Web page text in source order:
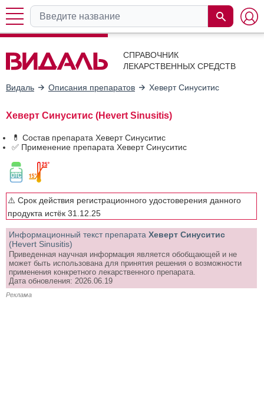
СПРАВОЧНИК
ЛЕКАРСТВЕННЫХ СРЕДСТВ
Видаль Описания препаратов Хеверт Синуситис
Хеверт Синуситис (Hevert Sinusitis)
💊 Состав препарата Хеверт Синуситис
✅ Применение препарата Хеверт Синуситис
⚠️ Срок действия регистрационного удостоверения данного
продукта истёк 31.12.25
Информационный текст препарата Хеверт Синуситис
(Hevert Sinusitis)
Приведенная научная информация является обобщающей и не
может быть использована для принятия решения о возможности
применения конкретного лекарственного препарата.
Дата обновления: 2026.06.19
Реклама